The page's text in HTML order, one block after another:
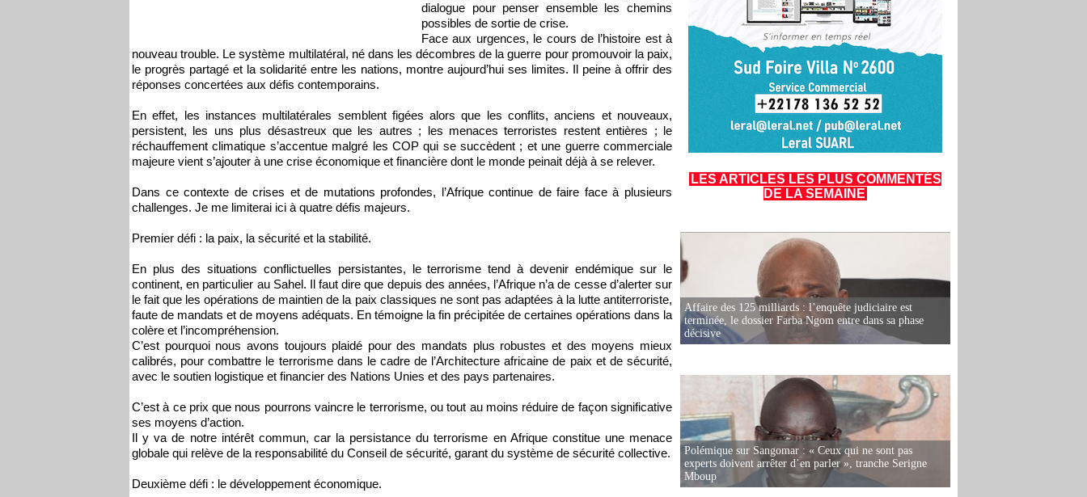
dialogue pour penser ensemble les chemins
possibles de sortie de crise.
Face aux urgences, le cours de l’histoire est à
nouveau trouble. Le système multilatéral, né dans les décombres de la guerre pour promouvoir la paix,
le progrès partagé et la solidarité entre les nations, montre aujourd’hui ses limites. Il peine à offrir des
réponses concertées aux défis contemporains.
En effet, les instances multilatérales semblent figées alors que les conflits, anciens et nouveaux,
persistent, les uns plus désastreux que les autres ; les menaces terroristes restent entières ; le
réchauffement climatique s’accentue malgré les COP qui se succèdent ; et une guerre commerciale
majeure vient s’ajouter à une crise économique et financière dont le monde peinait déjà à se relever.
Dans ce contexte de crises et de mutations profondes, l’Afrique continue de faire face à plusieurs
challenges. Je me limiterai ici à quatre défis majeurs.
Premier défi : la paix, la sécurité et la stabilité.
En plus des situations conflictuelles persistantes, le terrorisme tend à devenir endémique sur le
continent, en particulier au Sahel. Il faut dire que depuis des années, l’Afrique n’a de cesse d’alerter sur
le fait que les opérations de maintien de la paix classiques ne sont pas adaptées à la lutte antiterroriste,
faute de mandats et de moyens adéquats. En témoigne la fin précipitée de certaines opérations dans la
colère et l’incompréhension.
C’est pourquoi nous avons toujours plaidé pour des mandats plus robustes et des moyens mieux
calibrés, pour combattre le terrorisme dans le cadre de l’Architecture africaine de paix et de sécurité,
avec le soutien logistique et financier des Nations Unies et des pays partenaires.
C’est à ce prix que nous pourrons vaincre le terrorisme, ou tout au moins réduire de façon significative
ses moyens d’action.
Il y va de notre intérêt commun, car la persistance du terrorisme en Afrique constitue une menace
globale qui relève de la responsabilité du Conseil de sécurité, garant du système de sécurité collective.
Deuxième défi : le développement économique.
LES ARTICLES LES PLUS COMMENTÉS
DE LA SEMAINE
Affaire des 125 milliards : l’enquête judiciaire est
terminée, le dossier Farba Ngom entre dans sa phase
décisive
Polémique sur Sangomar : « Ceux qui ne sont pas
experts doivent arrêter d’en parler », tranche Serigne
Mboup